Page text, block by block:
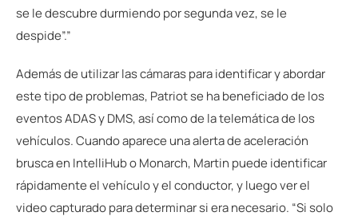
se le descubre durmiendo por segunda vez, se le
despide”.”
Además de utilizar las cámaras para identificar y abordar
este tipo de problemas, Patriot se ha beneficiado de los
eventos ADAS y DMS, así como de la telemática de los
vehículos. Cuando aparece una alerta de aceleración
brusca en IntelliHub o Monarch, Martin puede identificar
rápidamente el vehículo y el conductor, y luego ver el
video capturado para determinar si era necesario. “Si solo